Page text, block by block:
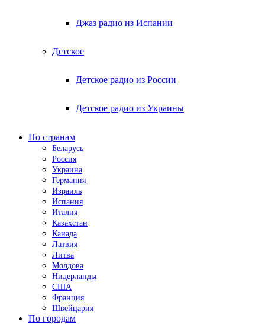
Джаз радио из Испании
Детское
Детское радио из России
Детское радио из Украины
По странам
Беларусь
Россия
Украина
Германия
Израиль
Испания
Италия
Казахстан
Канада
Латвия
Литва
Молдова
Нидерланды
США
Франция
Швейцария
По городам